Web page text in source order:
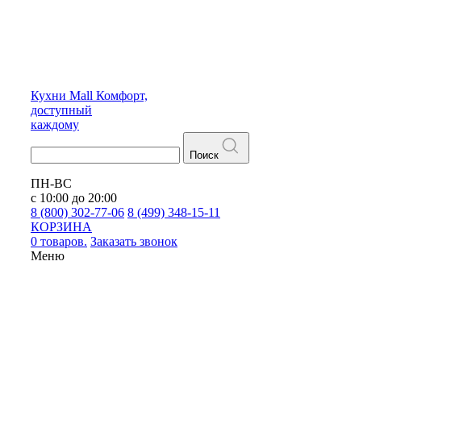
Кухни Mall Комфорт,
доступный
каждому
Поиск
ПН-ВС
с 10:00 до 20:00
8 (800) 302-77-06 8 (499) 348-15-11
КОРЗИНА
0 товаров. Заказать звонок
Меню